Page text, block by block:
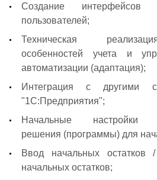
Создание
пользователей;
Техническая
особенностей учета и
автоматизации (адаптация);
Интеграция с другими
"1С:Предприятия";
Начальные настройки
решения (программы) для
Ввод начальных
начальных остатков;